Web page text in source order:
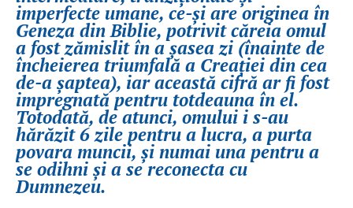
imperfecte umane, ce-și are originea în
Geneza din Biblie, potrivit căreia omul
a fost zămislit în a șasea zi (înainte de
încheierea triumfală a Creației din cea
de-a șaptea), iar această cifră ar fi fost
impregnată pentru totdeauna în el.
Totodată, de atunci, omului i s-au
hărăzit 6 zile pentru a lucra, a purta
povara muncii, și numai una pentru a
se odihni și a se reconecta cu
Dumnezeu.